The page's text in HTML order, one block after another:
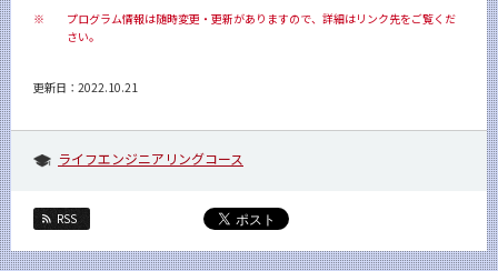
※
プログラム情報は随時変更・更新がありますので、詳細はリンク先をご覧くだ
さい。
更新日：2022.10.21
ライフエンジニアリングコース
RSS
学内向け情報
CLOSE